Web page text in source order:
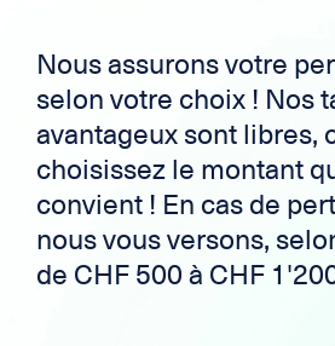
Nous assurons votre
selon votre choix ! Nos
avantageux sont libres,
choisissez le montant
convient ! En cas de
nous vous versons,
de CHF 500 à CHF